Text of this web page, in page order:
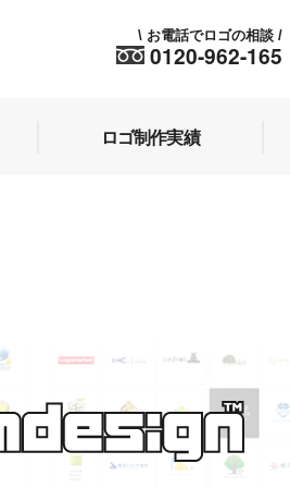
0120-962-165
\ お電話でロゴの相談 /
ロゴ制作実績